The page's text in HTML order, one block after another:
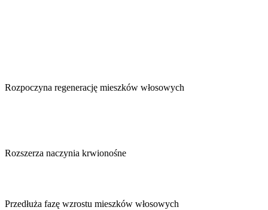
Rozpoczyna regenerację mieszków włosowych
Rozszerza naczynia krwionośne
Przedłuża fazę wzrostu mieszków włosowych